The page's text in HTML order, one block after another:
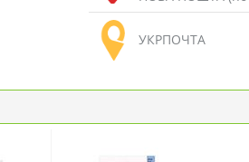
УКРПОЧТА